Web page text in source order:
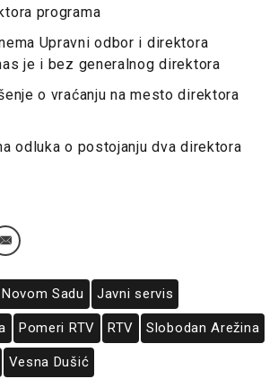
programa
Upravni odbor i direktora
je i bez generalnog direktora
o vraćanju na mesto direktora
odluka o postojanju dva direktora
Sadu Javni servis
Pomeri RTV RTV Slobodan Arežina
Vesna Dušić